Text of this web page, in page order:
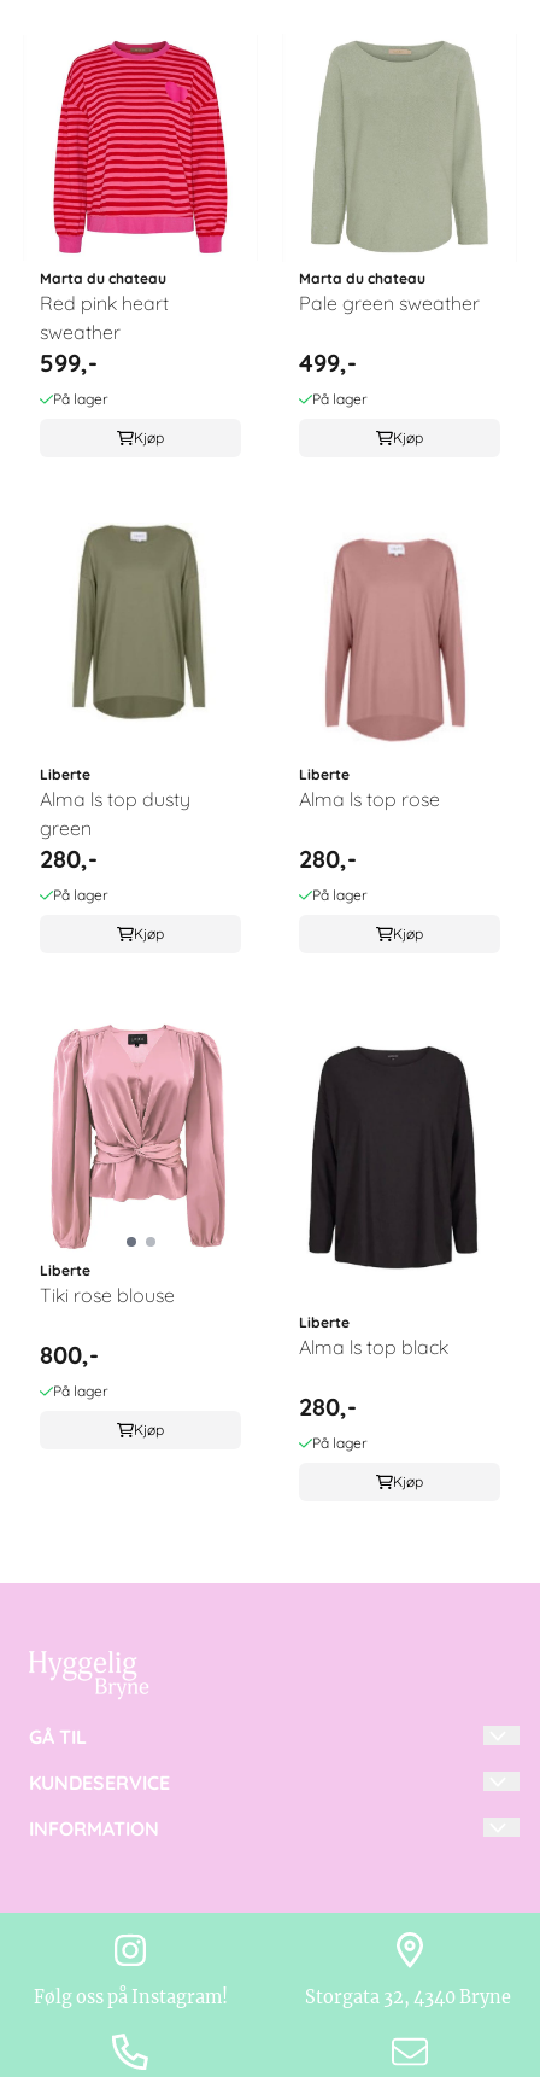
Marta du chateau
Red pink heart
sweather
599,-
På lager
Kjøp
Marta du chateau
Pale green sweather
499,-
På lager
Kjøp
Liberte
Alma ls top dusty
green
280,-
På lager
Kjøp
Liberte
Alma ls top rose
280,-
På lager
Kjøp
Liberte
Tiki rose blouse
800,-
På lager
Kjøp
Liberte
Alma ls top black
280,-
På lager
Kjøp
GÅ TIL
INTERIØR
TILBEHØR
KUNDESERVICE
SALGSBETINGELSER
INFORMATION
BLOGG
NYHETSBREV
Følg oss på Instagram! Storgata 32, 4340 Bryne